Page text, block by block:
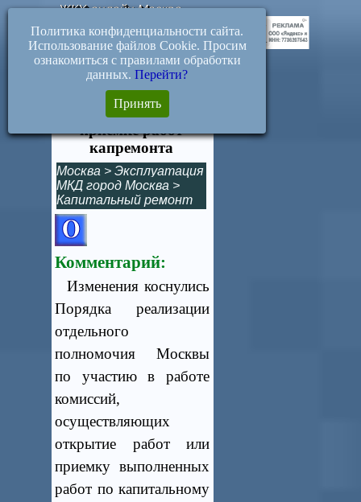
ЖКХ-онлайн.Москва
612-ПП. Участие в
работе комиссий при
приемке работ
капремонта
Москва >Эксплуатация
МКД город Москва >
Капитальный ремонт
Комментарий:
Изменения коснулись
Порядка реализации
отдельного
полномочия Москвы
по участию в работе
комиссий,
осуществляющих
открытие работ или
приемку выполненных
работ по капитальному
Политика конфиденциальности сайта.
Использование файлов Cookie. Просим
ознакомиться с правилами обработки
данных. Перейти?
Принять